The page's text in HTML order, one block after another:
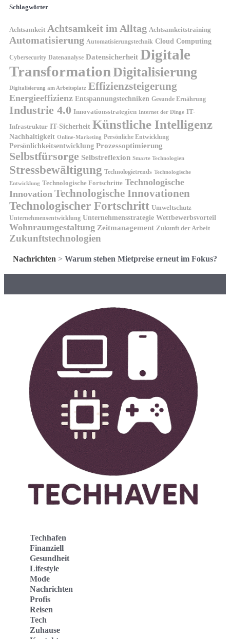
Schlagwörter
Achtsamkeit Achtsamkeit im Alltag Achtsamkeitstraining
Automatisierung Automatisierungstechnik Cloud Computing
Cybersecurity Datenanalyse Datensicherheit Digitale
TransformationDigitalisierung
Digitalisierung am Arbeitsplatz Effizienzsteigerung
Energieeffizienz Entspannungstechniken Gesunde Ernährung
Industrie 4.0 Innovationsstrategien Internet der Dinge IT-
Infrastruktur IT-Sicherheit Künstliche Intelligenz
Nachhaltigkeit Online-Marketing Persönliche Entwicklung
Persönlichkeitsentwicklung Prozessoptimierung
Selbstfürsorge Selbstreflexion Smarte Technologien
Stressbewältigung Technologietrends Technologische
Entwicklung Technologische Fortschritte Technologische
Innovation Technologische Innovationen
Technologischer Fortschritt Umweltschutz
Unternehmensentwicklung Unternehmensstrategie Wettbewerbsvorteil
Wohnraumgestaltung Zeitmanagement Zukunft der Arbeit
Zukunftstechnologien
Nachrichten > Warum stehen Mietpreise erneut im Fokus?
Techhafen
Finanziell
Gesundheit
Lifestyle
Mode
Nachrichten
Profis
Reisen
Tech
Zuhause